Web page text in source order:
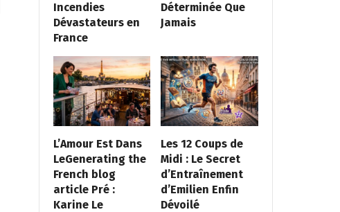
Incendies
Dévastateurs en
France
Déterminée Que
Jamais
L’Amour Est Dans
LeGenerating the
French blog
article Pré :
Karine Le
Les 12 Coups de
Midi : Le Secret
d’Entraînement
d’Emilien Enfin
Dévoilé